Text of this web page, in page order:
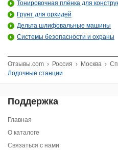
Тонировочная плёнка для
Грунт для орхидей
Дельта шлифовальные машины
Системы безопасности и охраны
Отзывы.com › Россия › Москва ›
Лодочные станции
Поддержка
Главная
О каталоге
Связаться с нами